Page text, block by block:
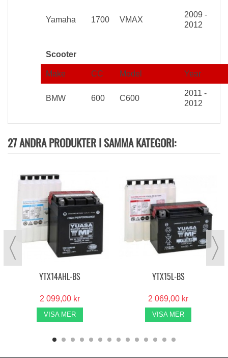
Yamaha 1700 VMAX
2009 -
2012
Scooter
Make CC Model Year
BMW 600 C600
2011 -
2012
27 ANDRA PRODUKTER I SAMMA KATEGORI:
YTX14AHL-BS
2 099,00 kr
VISA MER
YTX15L-BS
2 069,00 kr
VISA MER